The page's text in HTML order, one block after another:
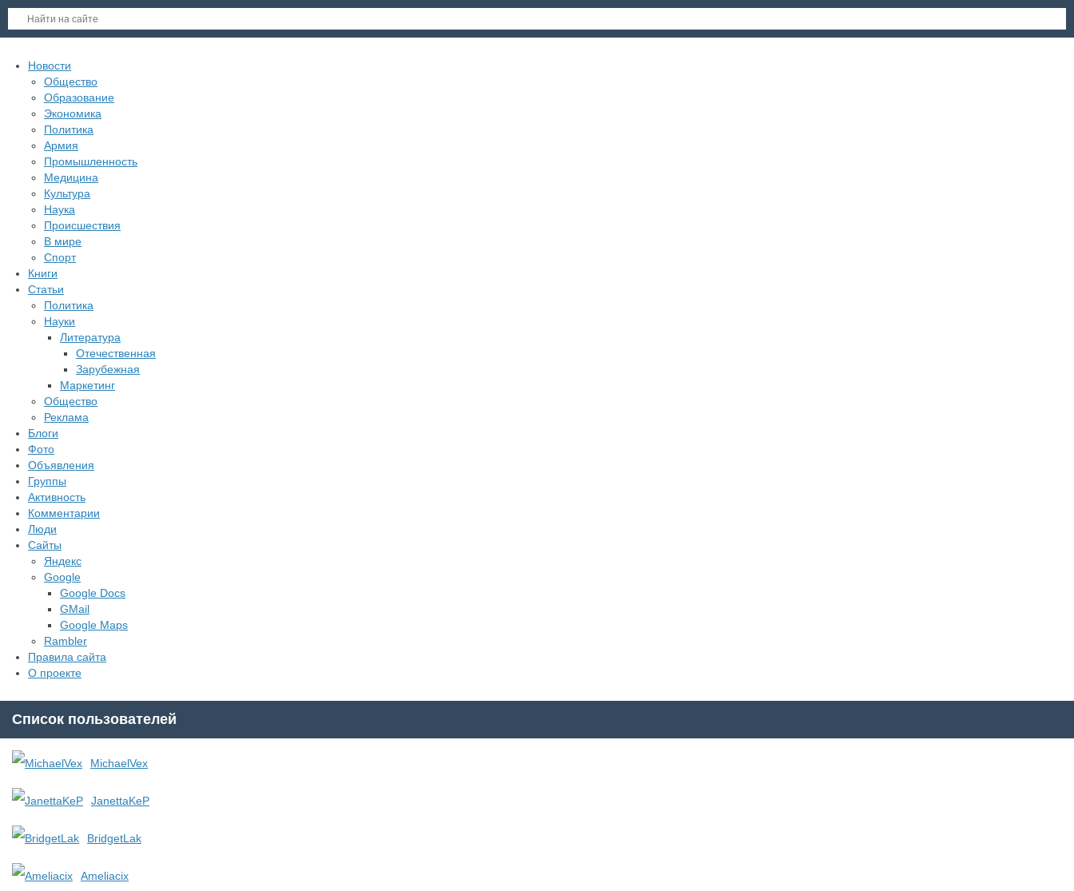
Новости
Общество
Образование
Экономика
Политика
Армия
Промышленность
Медицина
Культура
Наука
Происшествия
В мире
Спорт
Книги
Статьи
Политика
Науки
Литература
Отечественная
Зарубежная
Маркетинг
Общество
Реклама
Блоги
Фото
Объявления
Группы
Активность
Комментарии
Люди
Сайты
Яндекс
Google
Google Docs
GMail
Google Maps
Rambler
Правила сайта
О проекте
Список пользователей
MichaelVex
JanettaKeP
BridgetLak
Ameliacix